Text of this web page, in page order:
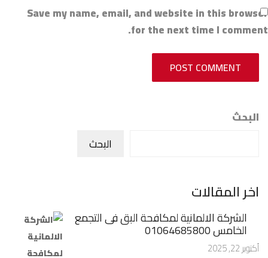
Save my name, email, and website in this browser
for the next time I comment.
POST COMMENT
البحث
البحث
اخر المقالات
الشركة الالمانية لمكافحة البق فى التجمع
الخامس 01064685800
أكتوبر 22, 2025